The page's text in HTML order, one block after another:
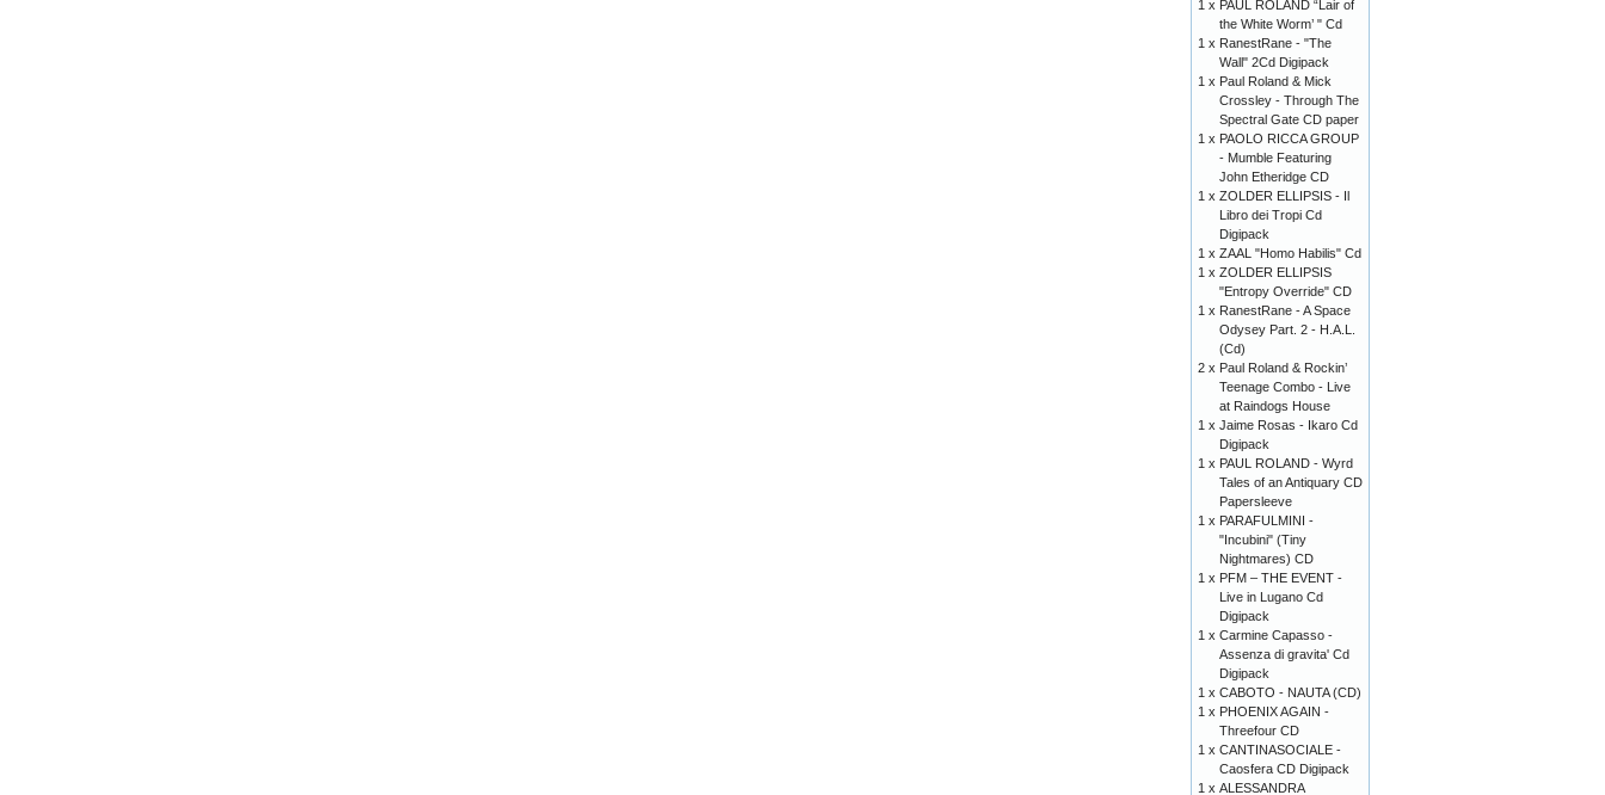
1 x PAUL ROLAND “Lair of
the White Worm’ " Cd
1 x RanestRane - "The
Wall" 2Cd Digipack
1 x Paul Roland & Mick
Crossley - Through The
Spectral Gate CD paper
1 x PAOLO RICCA GROUP
- Mumble Featuring
John Etheridge CD
1 x ZOLDER ELLIPSIS - Il
Libro dei Tropi Cd
Digipack
1 x ZAAL "Homo Habilis" Cd
1 x ZOLDER ELLIPSIS
"Entropy Override" CD
1 x RanestRane - A Space
Odysey Part. 2 - H.A.L.
(Cd)
2 x Paul Roland & Rockin’
Teenage Combo - Live
at Raindogs House
1 x Jaime Rosas - Ikaro Cd
Digipack
1 x PAUL ROLAND - Wyrd
Tales of an Antiquary CD
Papersleeve
1 x PARAFULMINI -
"Incubini" (Tiny
Nightmares) CD
1 x PFM – THE EVENT -
Live in Lugano Cd
Digipack
1 x Carmine Capasso -
Assenza di gravita' Cd
Digipack
1 x CABOTO - NAUTA (CD)
1 x PHOENIX AGAIN -
Threefour CD
1 x CANTINASOCIALE -
Caosfera CD Digipack
1 x ALESSANDRA